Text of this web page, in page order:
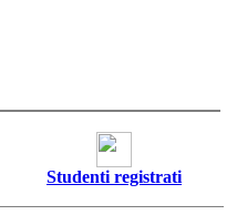
Studenti registrati